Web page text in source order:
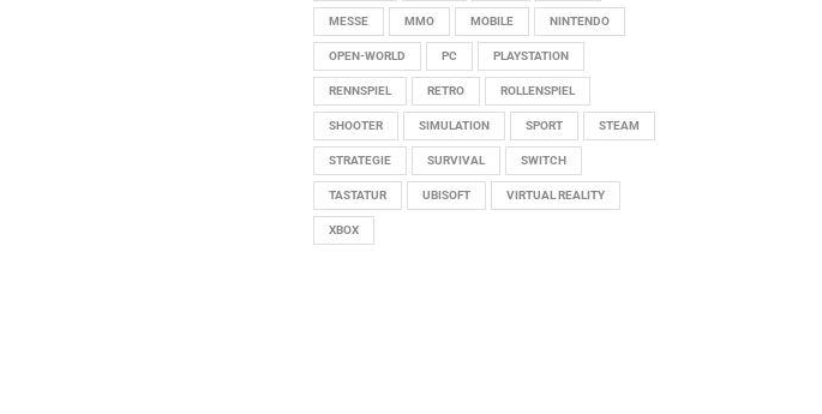
MESSE MMO MOBILE NINTENDO
OPEN-WORLD PC PLAYSTATION
RENNSPIEL RETRO ROLLENSPIEL
SHOOTER SIMULATION SPORT STEAM
STRATEGIE SURVIVAL SWITCH
TASTATUR UBISOFT VIRTUAL REALITY
XBOX